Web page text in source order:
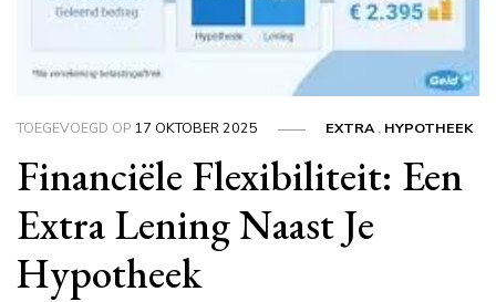
TOEGEVOEGD OP 17 OKTOBER 2025 EXTRA, HYPOTHEEK
Financiële Flexibiliteit: Een
Extra Lening Naast Je
Hypotheek